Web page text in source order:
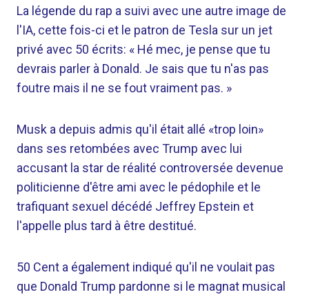
La légende du rap a suivi avec une autre image de
l'IA, cette fois-ci et le patron de Tesla sur un jet
privé avec 50 écrits: « Hé mec, je pense que tu
devrais parler à Donald. Je sais que tu n'as pas
foutre mais il ne se fout vraiment pas. »
Musk a depuis admis qu'il était allé «trop loin»
dans ses retombées avec Trump avec lui
accusant la star de réalité controversée devenue
politicienne d'être ami avec le pédophile et le
trafiquant sexuel décédé Jeffrey Epstein et
l'appelle plus tard à être destitué.
50 Cent a également indiqué qu'il ne voulait pas
que Donald Trump pardonne si le magnat musical